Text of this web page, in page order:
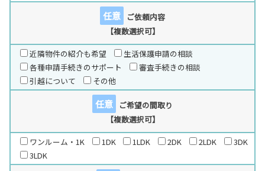
任意
ご依頼内容
【複数選択可】
近隣物件の紹介も希望
生活保護申請の相談
各種申請手続きのサポート
審査手続きの相談
引越について
その他
任意
ご希望の間取り
【複数選択可】
ワンルーム・1K
1DK 1LDK 2DK 2LDK
3DK
3LDK